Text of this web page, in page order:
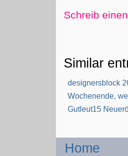
Schreib
Similar
designersblock
Wochenende,
Gutleut15
Home